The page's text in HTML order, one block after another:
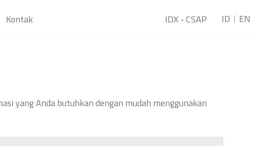
Kontak IDX - CSAP ID EN
yang Anda butuhkan dengan mudah menggunakan